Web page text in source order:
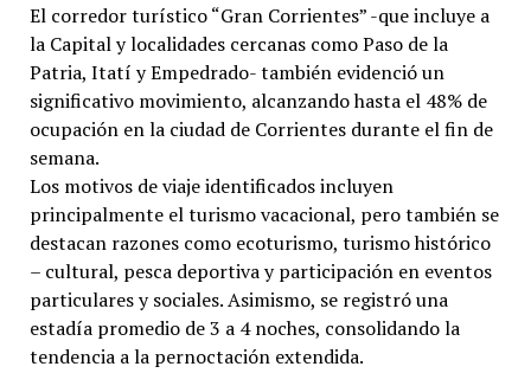
El corredor turístico “Gran Corrientes” -que incluye a
la Capital y localidades cercanas como Paso de la
Patria, Itatí y Empedrado- también evidenció un
significativo movimiento, alcanzando hasta el 48% de
ocupación en la ciudad de Corrientes durante el fin de
semana.
Los motivos de viaje identificados incluyen
principalmente el turismo vacacional, pero también se
destacan razones como ecoturismo, turismo histórico
– cultural, pesca deportiva y participación en eventos
particulares y sociales. Asimismo, se registró una
estadía promedio de 3 a 4 noches, consolidando la
tendencia a la pernoctación extendida.